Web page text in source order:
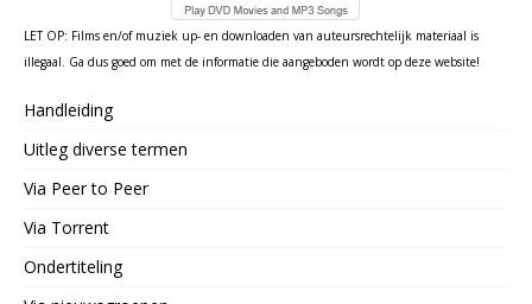
LET OP: Films en/of muziek up- en downloaden van auteursrechtelijk materiaal is
illegaal. Ga dus goed om met de informatie die aangeboden wordt op deze website!
Handleiding
Uitleg diverse termen
Via Peer to Peer
Via Torrent
Ondertiteling